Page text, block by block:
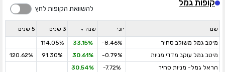
קופות גמל
להשוואת הקופות לחץ
שם יוני שנה 3 שנים 5 שנים
מיטב גמל משולב סחיר -8.46%
33.15%
114.05%
מיטב גמל עוקב מדדי מניות
-0.79%
30.61%
91.30%
120.62%
הראל גמל- מניות סחיר
-7.72%
30.54%